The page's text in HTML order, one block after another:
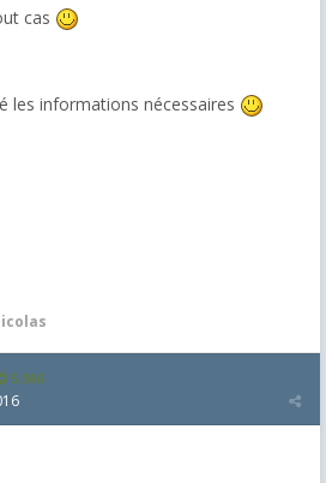
cas
les informations nécessaires
5,986